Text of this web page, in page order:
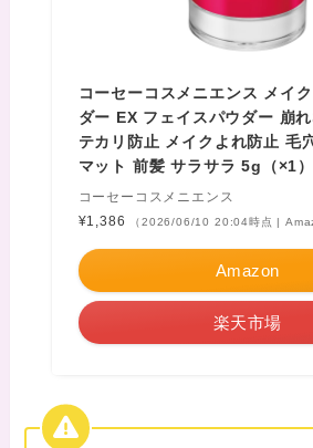
コーセーコスメニエンス メイ
ダー EX フェイスパウダー 崩
テカリ防止 メイクよれ防止 毛
マット 前髪 サラサラ 5g（×1）
コーセーコスメニエンス
¥1,386
（2026/06/10 20:04時点 |
Amazon
楽天市場